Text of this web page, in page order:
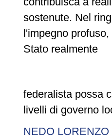
sostenute. Nel
l'impegno
Stato realmente
federalista possa
livelli di governo
NEDO LORENZO